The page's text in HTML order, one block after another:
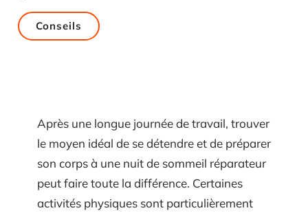
Conseils
Après une longue journée de travail, trouver
le moyen idéal de se détendre et de préparer
son corps à une nuit de sommeil réparateur
peut faire toute la différence. Certaines
activités physiques sont particulièrement